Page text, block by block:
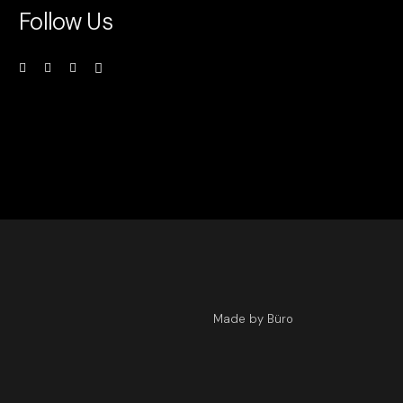
Follow Us
Made by Büro